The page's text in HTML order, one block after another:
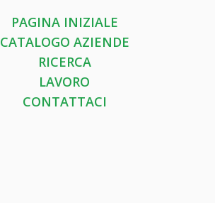
PAGINA INIZIALE
CATALOGO AZIENDE
RICERCA
LAVORO
CONTATTACI